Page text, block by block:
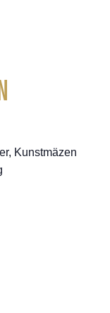
Kunstmäzen